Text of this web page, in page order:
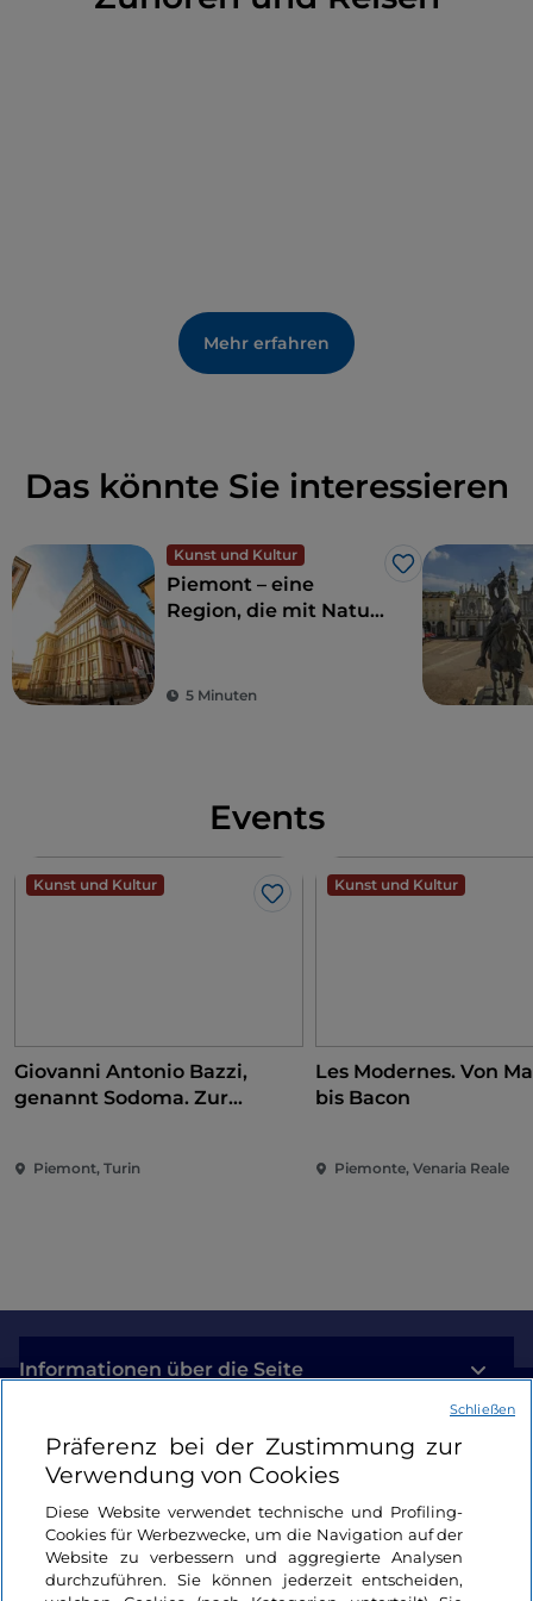
Mehr erfahren
Das könnte Sie interessieren
Kunst und Kultur
Like
Piemont – eine
Region, die mit Natur
5 Minuten
Events
Kunst und Kultur
Like
Giovanni Antonio Bazzi,
genannt Sodoma. Zur
Piemont, Turin
Kunst und Kultur
Les Modernes. Von
bis Bacon
Piemonte, Venaria Reale
Informationen über die Seite
Nützliche Links
Login
Bleiben wir in Kontakt
Präferenz bei der Zustimmung zur
Verwendung von Cookies
Diese Website verwendet technische und Profiling-
Cookies für Werbezwecke, um die Navigation auf der
Website zu verbessern und aggregierte Analysen
durchzuführen. Sie können jederzeit entscheiden,
Schließen